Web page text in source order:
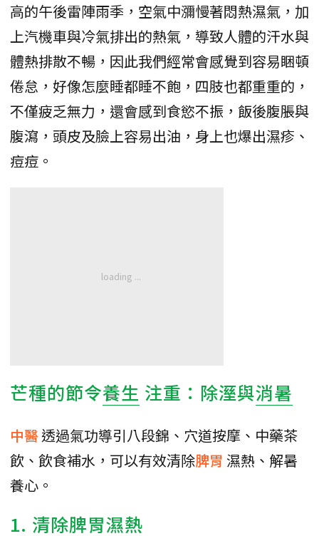
高的午後雷陣雨季，空氣中瀰慢著悶熱濕氣，加
上汽機車與冷氣排出的熱氣，導致人體的汗水與
體熱排散不暢，因此我們經常會感覺到容易睏頓
倦怠，好像怎麼睡都睡不飽，四肢也都重重的，
不僅疲乏無力，還會感到食慾不振，飯後腹脹與
腹瀉，頭皮及臉上容易出油，身上也爆出濕疹、
痘痘。
芒種的節令養生 注重：除溼與消暑
中醫透過氣功導引八段錦、穴道按摩、中藥茶
飲、飲食補水，可以有效清除脾胃 濕熱、解暑
養心。
1. 清除脾胃濕熱